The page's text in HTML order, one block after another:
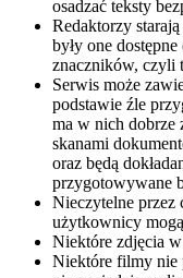
osadzać teksty
Redaktorzy
były one
znaczników, czyli
Serwis może
podstawie źle
ma w nich dobrze
skanami
oraz będą
przygotowywane
Nieczytelne przez
użytkownicy
Niektóre zdjęcia
Niektóre filmy nie